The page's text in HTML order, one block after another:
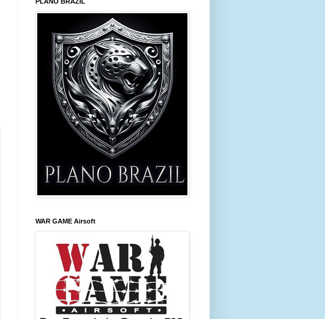
WAR GAME Airsoft